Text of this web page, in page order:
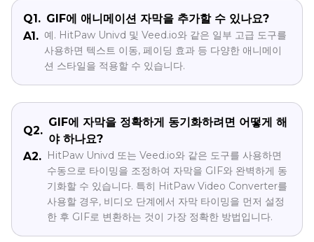
Q1. GIF에 애니메이션 자막을 추가할 수 있나요?
A1. 예. HitPaw Univd 및 Veed.io와 같은 일부 고급 도구를
사용하면 텍스트 이동, 페이딩 효과 등 다양한 애니메이
션 스타일을 적용할 수 있습니다.
Q2.
GIF에 자막을 정확하게 동기화하려면 어떻게 해
야 하나요?
A2.
HitPaw Univd 또는 Veed.io와 같은 도구를 사용하면
수동으로 타이밍을 조정하여 자막을 GIF와 완벽하게 동
기화할 수 있습니다. 특히 HitPaw Video Converter를
사용할 경우, 비디오 단계에서 자막 타이밍을 먼저 설정
한 후 GIF로 변환하는 것이 가장 정확한 방법입니다.